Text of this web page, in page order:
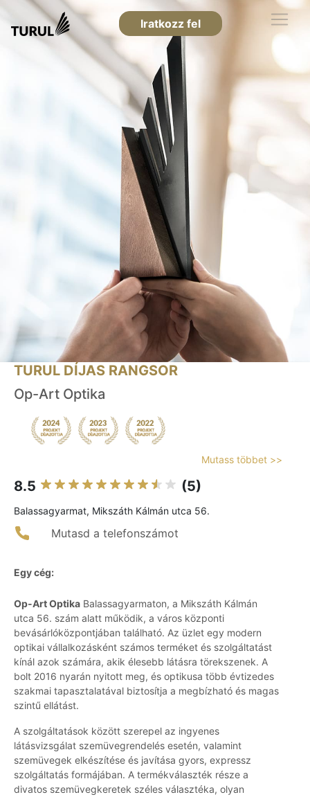
Iratkozz fel
TURUL DÍJAS RANGSOR
Op-Art Optika
Mutass többet >>
8.5 (5)
Balassagyarmat, Mikszáth Kálmán utca 56.
Mutasd a telefonszámot
Egy cég:
Op-Art Optika Balassagyarmaton, a Mikszáth Kálmán
utca 56. szám alatt működik, a város központi
bevásárlóközpontjában található. Az üzlet egy modern
optikai vállalkozásként számos terméket és szolgáltatást
kínál azok számára, akik élesebb látásra törekszenek. A
bolt 2016 nyarán nyitott meg, és optikusa több évtizedes
szakmai tapasztalatával biztosítja a megbízható és magas
szintű ellátást.
A szolgáltatások között szerepel az ingyenes
látásvizsgálat szemüvegrendelés esetén, valamint
szemüvegek elkészítése és javítása gyors, expressz
szolgáltatás formájában. A termékválaszték része a
divatos szemüvegkeretek széles választéka, olyan